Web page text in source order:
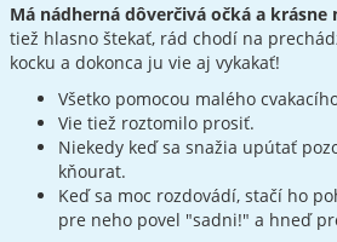
Má nádherná dôverčivá očká a
tiež hlasno štekať, rád chodí na
kocku a dokonca ju vie aj vykakať!
Všetko pomocou malého
Vie tiež roztomilo prosiť.
Niekedy keď sa snažia upútať
kňourat.
Keď sa moc rozdovádí, stačí ho
pre neho povel "sadni!" a hneď